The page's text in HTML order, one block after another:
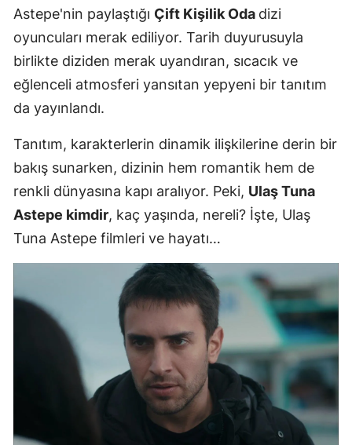
Hatay
Isparta
İzmir
Kars
Kayseri
Kırklareli
Kırşehir
Kocaeli
Konya
Kütahya
Astepe'nin paylaştığı Çift Kişilik Oda dizi
oyuncuları merak ediliyor. Tarih duyurusuyla
birlikte diziden merak uyandıran, sıcacık ve
eğlenceli atmosferi yansıtan yepyeni bir tanıtım
da yayınlandı.
Tanıtım, karakterlerin dinamik ilişkilerine derin bir
bakış sunarken, dizinin hem romantik hem de
renkli dünyasına kapı aralıyor. Peki, Ulaş Tuna
Astepe kimdir, kaç yaşında, nereli? İşte, Ulaş
Tuna Astepe filmleri ve hayatı…